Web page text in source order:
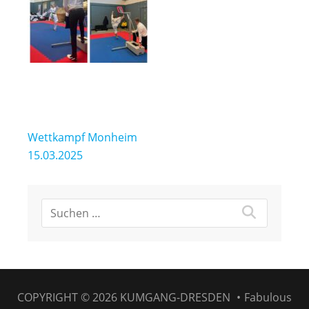
Beitragsnavigation
Wettkampf Monheim
15.03.2025
COPYRIGHT © 2026 KUMGANG-DRESDEN • Fabulous